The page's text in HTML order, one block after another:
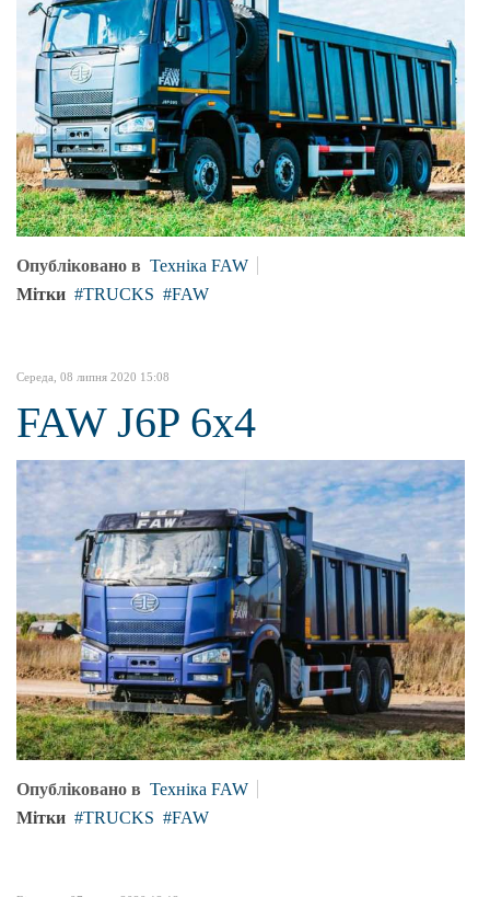
Опубліковано в Техніка FAW
Мітки
TRUCKS FAW
Середа, 08 липня 2020 15:08
FAW J6P 6x4
Опубліковано в Техніка FAW
Мітки
TRUCKS FAW